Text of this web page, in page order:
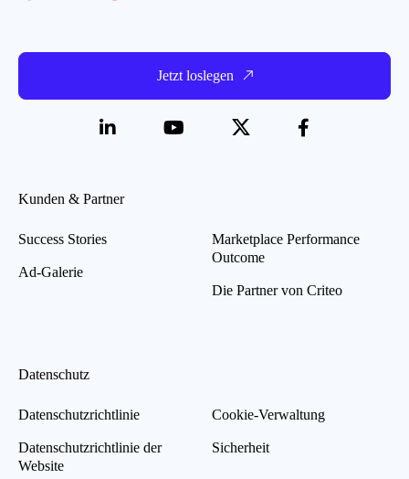
Jetzt loslegen
Kunden & Partner
Success Stories
Ad-Galerie
Marketplace Performance
Outcome
Die Partner von Criteo
Datenschutz
Datenschutzrichtlinie
Datenschutzrichtlinie der
Website
Cookie-Verwaltung
Sicherheit